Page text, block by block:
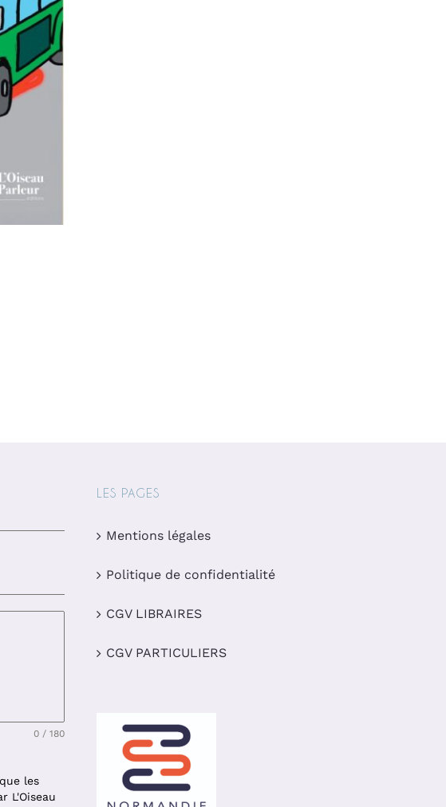
0 / 180
les
L'Oiseau
LES PAGES
Mentions légales
Politique de confidentialité
CGV LIBRAIRES
CGV PARTICULIERS